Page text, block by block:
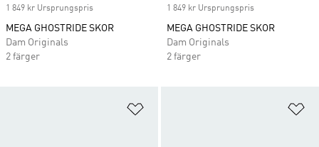
1 849 kr Ursprungspris
MEGA GHOSTRIDE SKOR
Dam Originals
2 färger
1 849 kr Ursprungspris
MEGA GHOSTRIDE SKOR
Dam Originals
2 färger